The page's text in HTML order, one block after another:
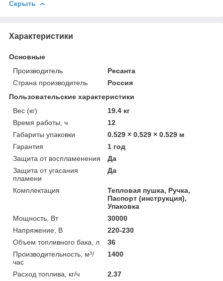
Скрыть
Характеристики
Основные
Производитель
Ресанта
Страна производитель
Россия
Пользовательские характеристики
Вес (кг)
19.4 кг
Время работы, ч
12
Габариты упаковки
0.529 × 0.529 × 0.529 м
Гарантия
1 год
Защита от воспламенения
Да
Защита от угасания
пламени
Да
Комплектация
Тепловая пушка, Ручка,
Паспорт (инструкция),
Упаковка
Мощность, Вт
30000
Напряжение, В
220-230
Объем топливного бака, л
36
Производительность, м³/
час
1400
Расход топлива, кг/ч
2.37